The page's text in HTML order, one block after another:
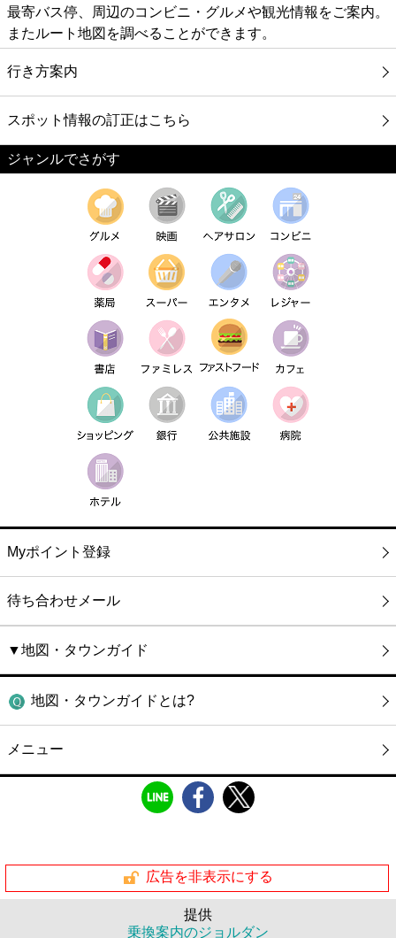
最寄バス停、周辺のコンビニ・グルメや観光情報をご案内。
またルート地図を調べることができます。
行き方案内
スポット情報の訂正はこちら
ジャンルでさがす
Myポイント登録
待ち合わせメール
▼地図・タウンガイド
地図・タウンガイドとは?
メニュー
広告を非表示にする
提供
乗換案内のジョルダン